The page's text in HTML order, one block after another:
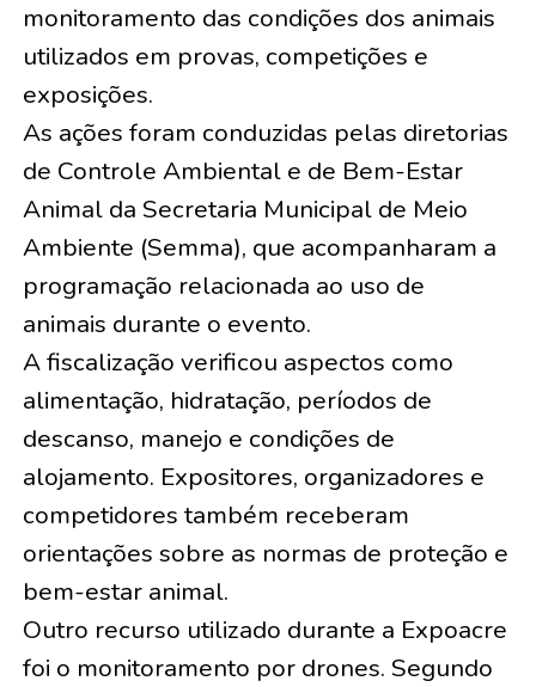
monitoramento das condições dos animais
utilizados em provas, competições e
exposições.
As ações foram conduzidas pelas diretorias
de Controle Ambiental e de Bem-Estar
Animal da Secretaria Municipal de Meio
Ambiente (Semma), que acompanharam a
programação relacionada ao uso de
animais durante o evento.
A fiscalização verificou aspectos como
alimentação, hidratação, períodos de
descanso, manejo e condições de
alojamento. Expositores, organizadores e
competidores também receberam
orientações sobre as normas de proteção e
bem-estar animal.
Outro recurso utilizado durante a Expoacre
foi o monitoramento por drones. Segundo